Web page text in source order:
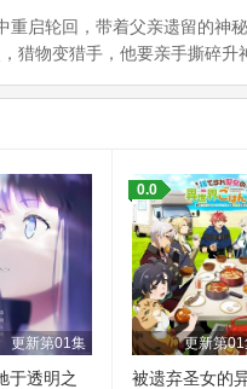
轮回，带着父亲遗留的神秘
猎物变猎手，他要亲手撕碎升
更新第01集
于透明之
更新第01
0.0
被遗弃圣女的